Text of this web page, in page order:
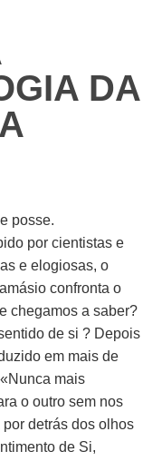
DA
posse.
por cientistas e
e elogiosas, o
confronta o
chegamos a saber?
de si ? Depois
em mais de
mais
o outro sem nos
detrás dos olhos
de Si,